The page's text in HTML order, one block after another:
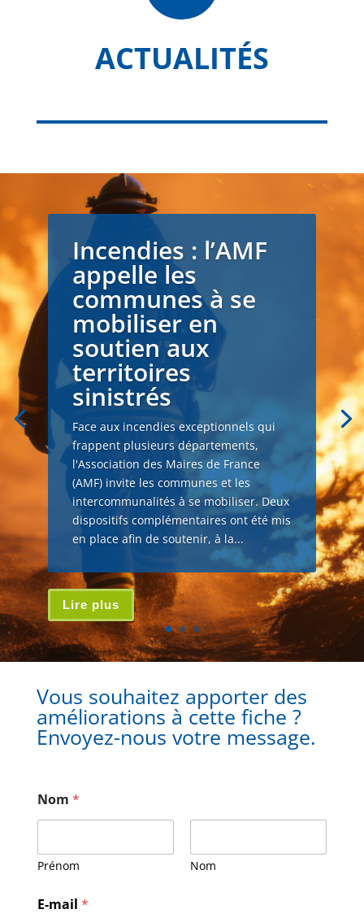
ACTUALITÉS
Incendies : l’AMF
appelle les
communes à se
mobiliser en
soutien aux
territoires
sinistrés
Face aux incendies exceptionnels qui
frappent plusieurs départements,
l'Association des Maires de France
(AMF) invite les communes et les
intercommunalités à se mobiliser. Deux
dispositifs complémentaires ont été mis
en place afin de soutenir, à la...
Lire plus
Vous souhaitez apporter des
améliorations à cette fiche ?
Envoyez-nous votre message.
Nom *
Prénom Nom
E-mail *